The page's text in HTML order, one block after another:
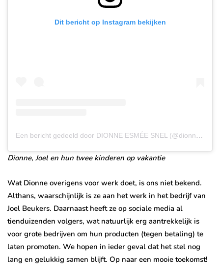
Dit bericht op Instagram bekijken
Een bericht gedeeld door DIONNE ESMÉE SNEL (@dionneesmee)
Dionne, Joel en hun twee kinderen op vakantie
Wat Dionne overigens voor werk doet, is ons niet bekend.
Althans, waarschijnlijk is ze aan het werk in het bedrijf van
Joel Beukers. Daarnaast heeft ze op sociale media al
tienduizenden volgers, wat natuurlijk erg aantrekkelijk is
voor grote bedrijven om hun producten (tegen betaling) te
laten promoten. We hopen in ieder geval dat het stel nog
lang en gelukkig samen blijft. Op naar een mooie toekomst!